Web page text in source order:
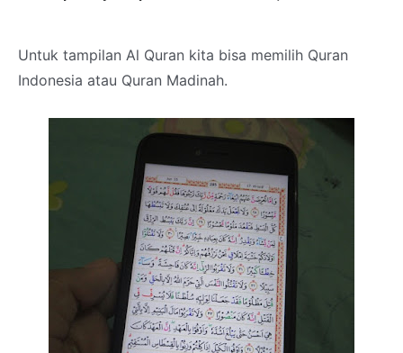
Untuk tampilan Al Quran kita bisa memilih Quran
Indonesia atau Quran Madinah.